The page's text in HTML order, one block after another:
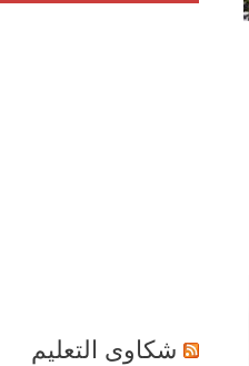
شكاوى التعليم